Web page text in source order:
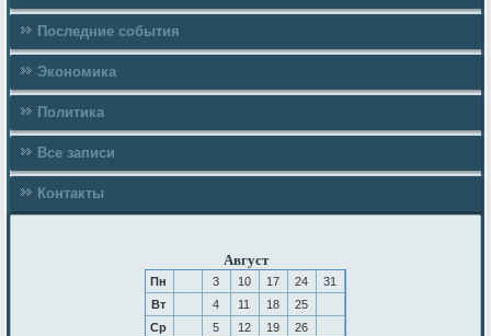
Последние события
Экономика
Политика
Все записи
Контакты
Август
Пн 3 10 17 24
31
Вт
4 11 18
25
Ср
5 12 19
26